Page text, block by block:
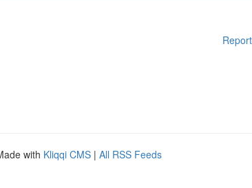
with Kliqqi CMS | All RSS Feeds